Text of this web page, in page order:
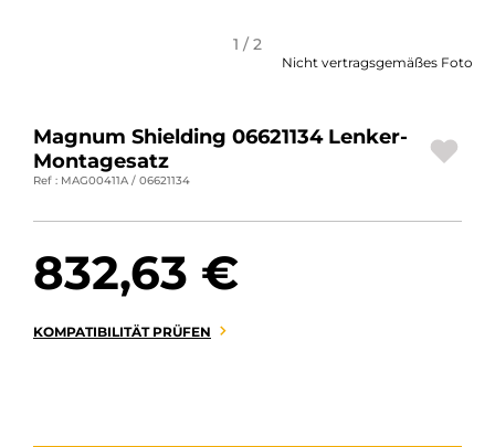
SPEZIELLE ANGEBOTE UND SONDERAKTIONEN
DE | EUR € — ÄNDERN
MARKEN
1 / 2
Nicht vertragsgemäßes Foto
Magnum Shielding 06621134 Lenker-
Montagesatz
Ref : MAG00411A / 06621134
832,63 €
KOMPATIBILITÄT PRÜFEN